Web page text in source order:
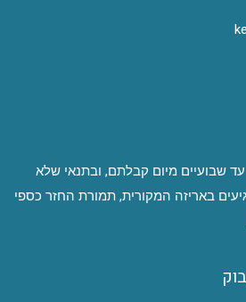
שבועיים מיום קבלתם, ובתנאי שלא
באריזה המקורית, תמורת החזר כספי